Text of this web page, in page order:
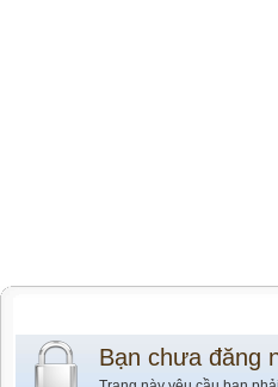
Bạn chưa đăng